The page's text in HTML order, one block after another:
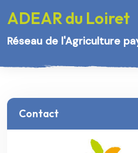
ADEAR du Loiret
Réseau de l'Agriculture
Contact